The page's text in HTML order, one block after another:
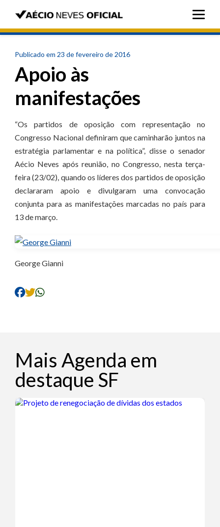
Publicado em 23 de fevereiro de 2016
Apoio às
manifestações
“Os partidos de oposição com representação no
Congresso Nacional definiram que caminharão juntos na
estratégia parlamentar e na política”, disse o senador
Aécio Neves após reunião, no Congresso, nesta terça-
feira (23/02), quando os líderes dos partidos de oposição
declararam apoio e divulgaram uma convocação
conjunta para as manifestações marcadas no país para
13 de março.
George Gianni
Mais Agenda em
destaque SF